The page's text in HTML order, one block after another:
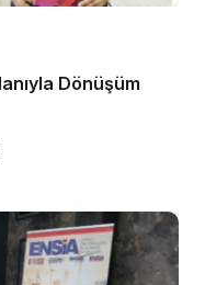
Dönüşüm